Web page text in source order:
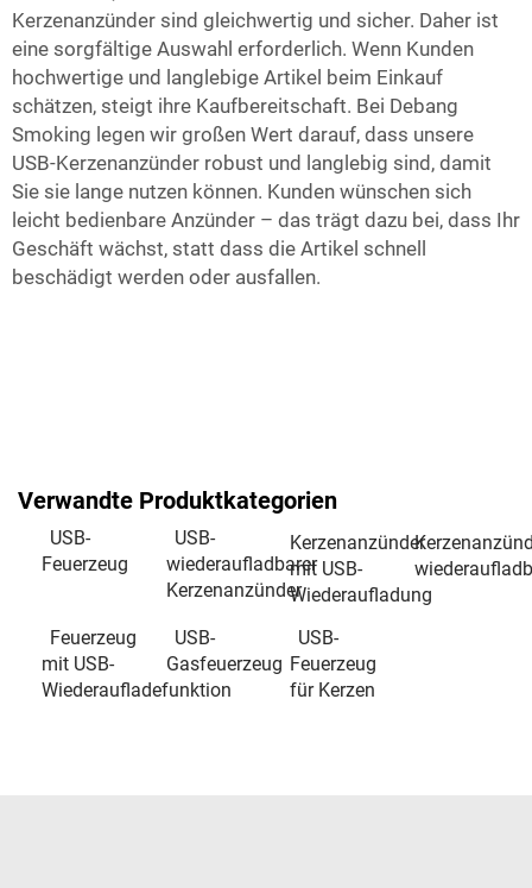
Kerzenanzünder sind gleichwertig und sicher. Daher ist
eine sorgfältige Auswahl erforderlich. Wenn Kunden
hochwertige und langlebige Artikel beim Einkauf
schätzen, steigt ihre Kaufbereitschaft. Bei Debang
Smoking legen wir großen Wert darauf, dass unsere
USB-Kerzenanzünder robust und langlebig sind, damit
Sie sie lange nutzen können. Kunden wünschen sich
leicht bedienbare Anzünder – das trägt dazu bei, dass Ihr
Geschäft wächst, statt dass die Artikel schnell
beschädigt werden oder ausfallen.
Verwandte Produktkategorien
USB-
Feuerzeug
USB-
wiederaufladbarer
Kerzenanzünder
Kerzenanzünder
mit USB-
Wiederaufladung
Feuerzeug
mit USB-
Wiederaufladefunktion
USB-
Gasfeuerzeug
USB-
Feuerzeug
für Kerzen